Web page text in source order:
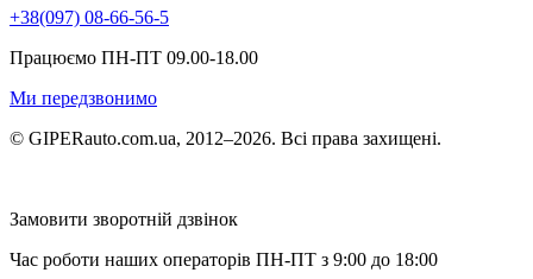
+38(097) 08-66-56-5
Працюємо ПН-ПТ 09.00-18.00
Ми передзвонимо
© GIPERauto.com.ua, 2012–2026. Всі права захищені.
Замовити зворотній дзвінок
Час роботи наших операторів ПН-ПТ з 9:00 до 18:00